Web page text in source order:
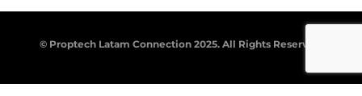
© Proptech Latam Connection 2025. All Rights Reserved.